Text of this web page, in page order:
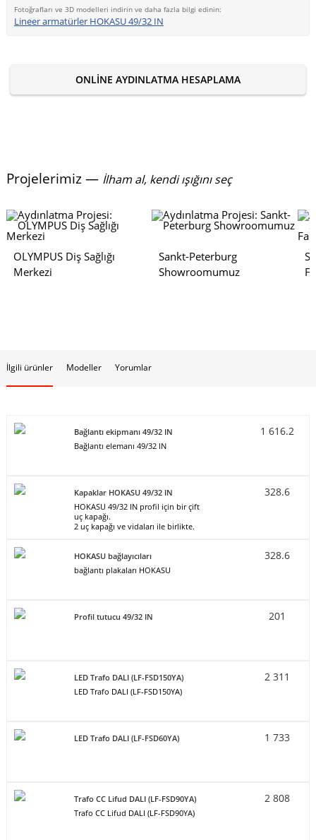
Fotoğrafları ve 3D modelleri indirin ve daha fazla bilgi edinin:
Lineer armatürler HOKASU 49/32 IN
ONLINE AYDINLATMA HESAPLAMA
Projelerimiz — İlham al, kendi ışığını seç
OLYMPUS Diş Sağlığı
Merkezi
Sankt-Peterburg
Showroomumuz
İlgili ürünler Modeller Yorumlar
Bağlantı ekipmanı 49/32 IN
Bağlantı elemanı 49/32 IN
1 616.2
Kapaklar HOKASU 49/32 IN
HOKASU 49/32 IN profil için bir çift
uç kapağı.
2 uç kapağı ve vidaları ile birlikte.
328.6
HOKASU bağlayıcıları
bağlantı plakaları HOKASU
328.6
Profil tutucu 49/32 IN 201
LED Trafo DALI (LF-FSD150YA)
LED Trafo DALI (LF-FSD150YA)
2 311
LED Trafo DALI (LF-FSD60YA) 1 733
Trafo CC Lifud DALI (LF-FSD90YA)
Trafo CC Lifud DALI (LF-FSD90YA)
2 808